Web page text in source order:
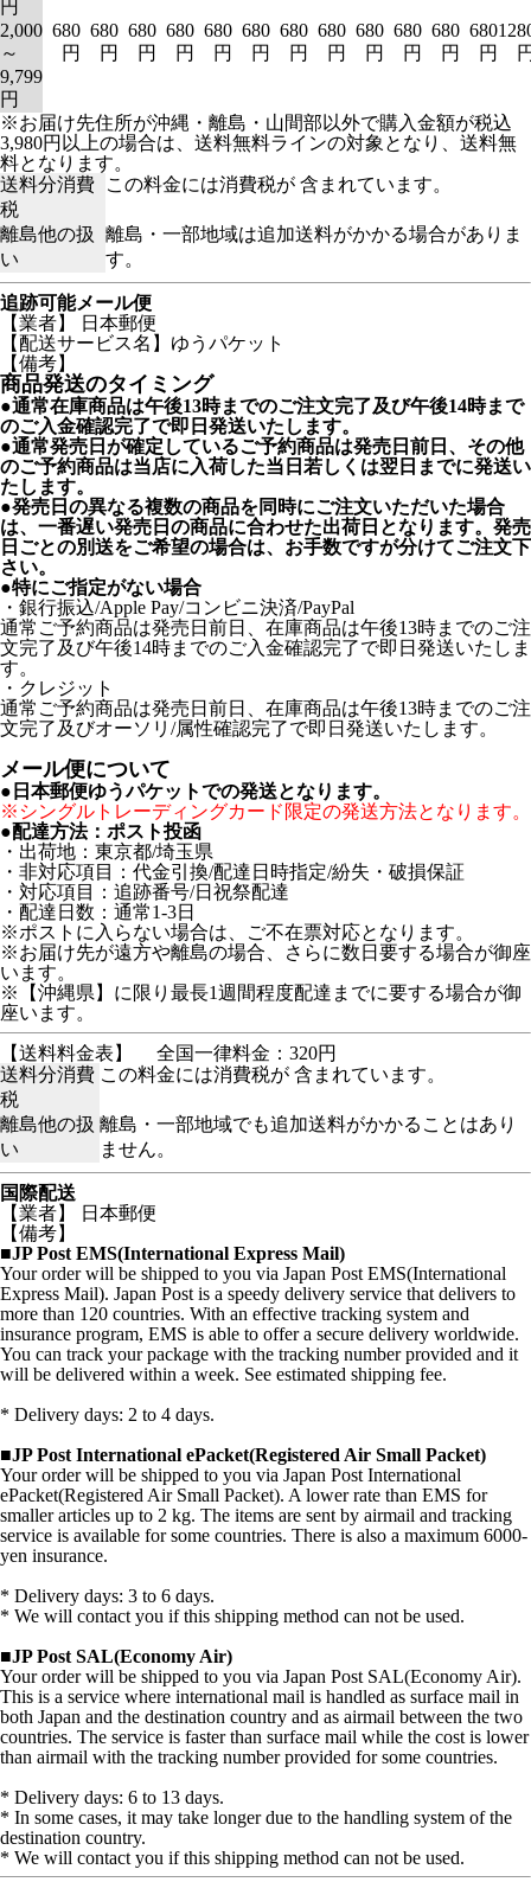
円
2,000
～
9,799
円
680
円
680
円
680
円
680
円
680
円
680
円
680
円
680
円
680
円
680
円
680
円
680
円
※お届け先住所が沖縄・離島・山間部以外で購入金額が税込
3,980円以上の場合は、送料無料ラインの対象となり、送料無
料となります。
送料分消費
税
この料金には消費税が 含まれています。
離島他の扱
い
離島・一部地域は追加送料がかかる場合がありま
す。
追跡可能メール便
【業者】 日本郵便
【配送サービス名】ゆうパケット
【備考】
商品発送のタイミング
●通常在庫商品は午後13時までのご注文完了及び午後14時まで
のご入金確認完了で即日発送いたします。
●通常発売日が確定しているご予約商品は発売日前日、その他
のご予約商品は当店に入荷した当日若しくは翌日までに発送い
たします。
●発売日の異なる複数の商品を同時にご注文いただいた場合
は、一番遅い発売日の商品に合わせた出荷日となります。発売
日ごとの別送をご希望の場合は、お手数ですが分けてご注文下
さい。
●特にご指定がない場合
・銀行振込/Apple Pay/コンビニ決済/PayPal
通常ご予約商品は発売日前日、在庫商品は午後13時までのご注
文完了及び午後14時までのご入金確認完了で即日発送いたしま
す。
・クレジット
通常ご予約商品は発売日前日、在庫商品は午後13時までのご注
文完了及びオーソリ/属性確認完了で即日発送いたします。
メール便について
●日本郵便ゆうパケットでの発送となります。
※シングルトレーディングカード限定の発送方法となります。
●配達方法：ポスト投函
・出荷地：東京都/埼玉県
・非対応項目：代金引換/配達日時指定/紛失・破損保証
・対応項目：追跡番号/日祝祭配達
・配達日数：通常1-3日
※ポストに入らない場合は、ご不在票対応となります。
※お届け先が遠方や離島の場合、さらに数日要する場合が御座
います。
※【沖縄県】に限り最長1週間程度配達までに要する場合が御
座います。
【送料料金表】
全国一律料金：320円
送料分消費
税
この料金には消費税が 含まれています。
離島他の扱
い
離島・一部地域でも追加送料がかかることはあり
ません。
国際配送
【業者】 日本郵便
【備考】
■JP Post EMS(International Express Mail)
Your order will be shipped to you via Japan Post EMS(International
Express Mail). Japan Post is a speedy delivery service that delivers to
more than 120 countries. With an effective tracking system and
insurance program, EMS is able to offer a secure delivery worldwide.
You can track your package with the tracking number provided and it
will be delivered within a week. See estimated shipping fee.
* Delivery days: 2 to 4 days.
■JP Post International ePacket(Registered Air Small Packet)
Your order will be shipped to you via Japan Post International
ePacket(Registered Air Small Packet). A lower rate than EMS for
smaller articles up to 2 kg. The items are sent by airmail and tracking
service is available for some countries. There is also a maximum 6000-
yen insurance.
* Delivery days: 3 to 6 days.
* We will contact you if this shipping method can not be used.
■JP Post SAL(Economy Air)
Your order will be shipped to you via Japan Post SAL(Economy Air).
This is a service where international mail is handled as surface mail in
both Japan and the destination country and as airmail between the two
countries. The service is faster than surface mail while the cost is lower
than airmail with the tracking number provided for some countries.
* Delivery days: 6 to 13 days.
* In some cases, it may take longer due to the handling system of the
destination country.
* We will contact you if this shipping method can not be used.